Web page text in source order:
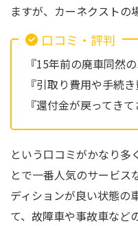
ますが、カーネクストの
口コミ・評判
『15年前の廃車同然
『引取り費用や手続
『還付金が戻ってき
という口コミがかなり多
とで一番人気のサービス
ディションが良い状態の
て、故障車や事故車など